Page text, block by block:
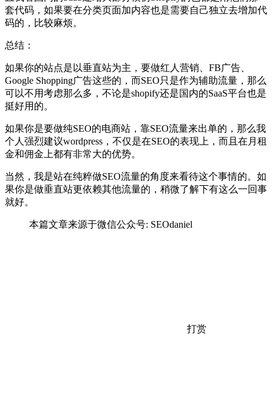
套代码，如果要在分类页面加内容也是需要自己独立去增加代
码的，比较麻烦。
总结：
如果你的站点是以垂直站为主，要做红人营销、FB广告、
Google Shopping广告这些的，而SEO只是作为辅助流量，那么
可以不用考虑那么多，不论是shopify还是国内的SaaS平台也是
挺好用的。
如果你是要做纯SEO的电商站，靠SEO流量来出单的，那么我
个人强烈建议wordpress，不仅是在SEO的表现上，而且在月租
金和佣金上都有非常大的优势。
当然，我是站在纯粹做SEO流量的角度来看待这个事情的。如
果你是做垂直站更依赖其他流量的，稍微了解下有这么一回事
就好。
本篇文章来源于微信公众号: SEOdaniel
打赏